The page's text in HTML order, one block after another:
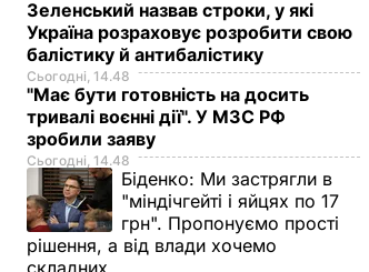
Зеленський назвав строки, у які
Україна розраховує розробити свою
балістику й антибалістику
Сьогодні, 14.48
"Має бути готовність на досить
тривалі воєнні дії". У МЗС РФ
зробили заяву
Сьогодні, 14.48
Біденко: Ми застрягли в
"міндічгейті і яйцях по 17
грн". Пропонуємо прості
рішення, а від влади хочемо
складних